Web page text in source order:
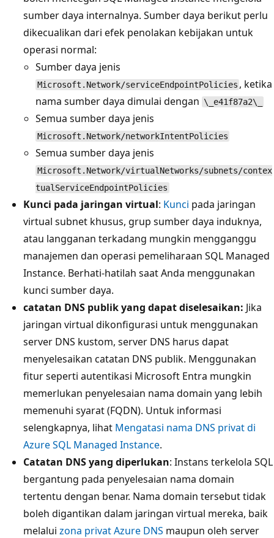
sumber daya internalnya. Sumber daya berikut perlu
dikecualikan dari efek penolakan kebijakan untuk
operasi normal:
Sumber daya jenis
Microsoft.Network/serviceEndpointPolicies , ketika
nama sumber daya dimulai dengan \_e41f87a2\_
Semua sumber daya jenis
Microsoft.Network/networkIntentPolicies
Semua sumber daya jenis
Microsoft.Network/virtualNetworks/subnets/contex
tualServiceEndpointPolicies
Kunci pada jaringan virtual: Kunci pada jaringan
virtual subnet khusus, grup sumber daya induknya,
atau langganan terkadang mungkin mengganggu
manajemen dan operasi pemeliharaan SQL Managed
Instance. Berhati-hatilah saat Anda menggunakan
kunci sumber daya.
catatan DNS publik yang dapat diselesaikan: Jika
jaringan virtual dikonfigurasi untuk menggunakan
server DNS kustom, server DNS harus dapat
menyelesaikan catatan DNS publik. Menggunakan
fitur seperti autentikasi Microsoft Entra mungkin
memerlukan penyelesaian nama domain yang lebih
memenuhi syarat (FQDN). Untuk informasi
selengkapnya, lihat Mengatasi nama DNS privat di
Azure SQL Managed Instance.
Catatan DNS yang diperlukan: Instans terkelola SQL
bergantung pada penyelesaian nama domain
tertentu dengan benar. Nama domain tersebut tidak
boleh digantikan dalam jaringan virtual mereka, baik
melalui zona privat Azure DNS maupun oleh server